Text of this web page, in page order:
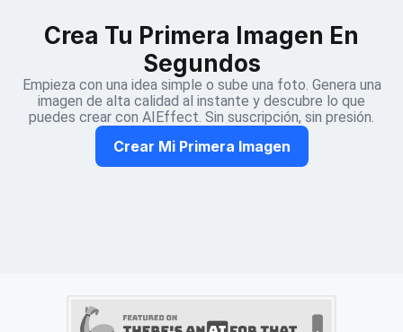
Crea Tu Primera Imagen En
Segundos
Empieza con una idea simple o sube una foto. Genera una
imagen de alta calidad al instante y descubre lo que
puedes crear con AIEffect. Sin suscripción, sin presión.
Crear Mi Primera Imagen